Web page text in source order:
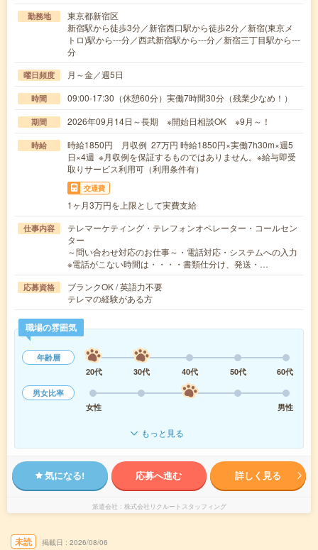
勤務地
東京都新宿区
新宿駅から徒歩3分／新宿西口駅から徒歩2分／新宿(東京メ
トロ)駅から---分／西武新宿駅から---分／新宿三丁目駅から---
分
曜日頻度 月～金／週5日
時間 09:00-17:30（休憩60分）実働7時間30分（残業少なめ！）
期間 2026年09月14日～長期 ※開始日相談OK ※9月～！
時給
時給1850円 月収例 27万円 時給1850円×実働7h30m×週5
日×4週 ※月収例を保証するものではありません。※給与即受
取りサービス利用可（利用条件有）
交通費
1ヶ月3万円を上限として実費支給
仕事内容
テレマーケティング・テレフォンオペレーター・コールセン
ター
～問い合わせ対応のお仕事～・電話対応・システムへの入力
※電話がこない時間は・・・・書類仕分け、発送・…
応募資格
ブランクOK / 英語力不要
テレマの経験がある方
職場の雰囲気
年齢層
20代
30代 40代 50代
60代
男女比率
女性
男性
もっと見る
気になる! 応募へ進む 詳しく見る
派遣会社 株式会社リクルートスタッフィング
未読 掲載日 2026/08/06